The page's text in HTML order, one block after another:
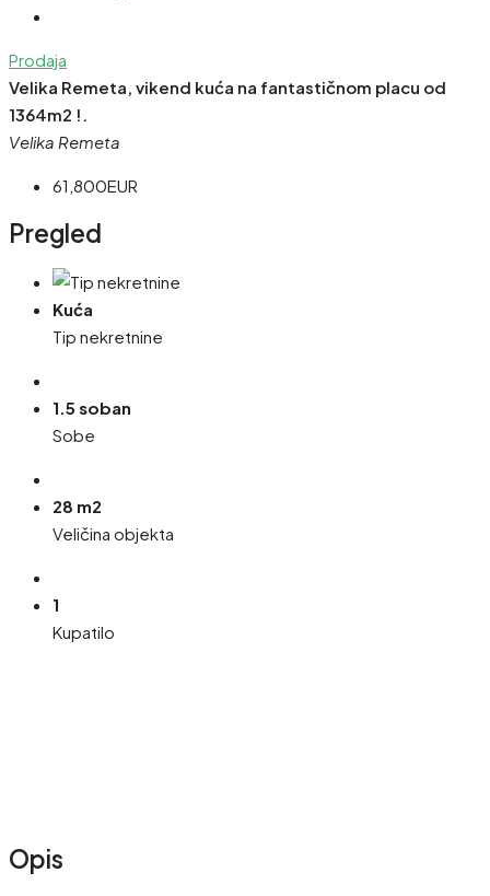
Prodaja
Velika Remeta, vikend kuća na fantastičnom placu od
1364m2 !.
Velika Remeta
61,800EUR
Pregled
Kuća
Tip nekretnine
1.5 soban
Sobe
28 m2
Veličina objekta
1
Kupatilo
Opis